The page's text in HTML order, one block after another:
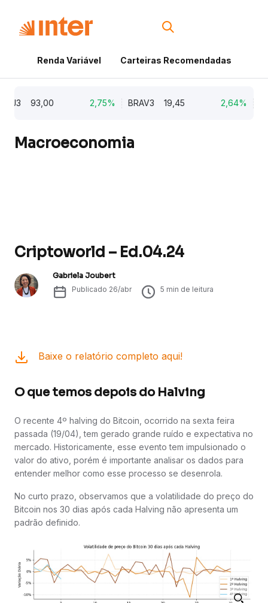
Renda Variável Carteiras Recomendadas
93,00 2,75% BRAV3 19,45 2,64%
Macroeconomia
Criptoworld – Ed.04.24
Gabriela Joubert
Publicado 26/abr 5 min de leitura
Baixe o relatório completo aqui!
O que temos depois do Halving
O recente 4º halving do Bitcoin, ocorrido na sexta feira
passada (19/04), tem gerado grande ruído e expectativa no
mercado. Historicamente, esse evento tem impulsionado o
valor do ativo, porém é importante analisar os dados para
entender melhor como esse processo se desenrola.
No curto prazo, observamos que a volatilidade do preço do
Bitcoin nos 30 dias após cada Halving não apresenta um
padrão definido.